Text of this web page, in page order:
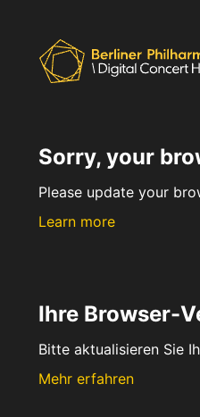
Sorry, your
Please update your
Learn more
Ihre Browser-
Bitte aktualisieren Sie
Mehr erfahren